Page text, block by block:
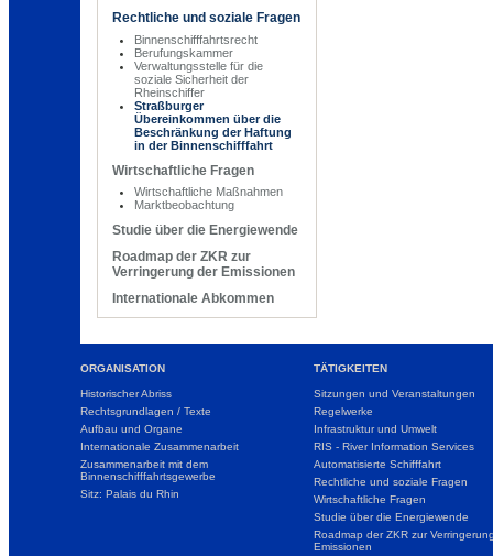
Rechtliche und soziale Fragen
Binnenschifffahrtsrecht
Berufungskammer
Verwaltungsstelle für die
soziale Sicherheit der
Rheinschiffer
Straßburger
Übereinkommen über die
Beschränkung der Haftung
in der Binnenschifffahrt
Wirtschaftliche Fragen
Wirtschaftliche Maßnahmen
Marktbeobachtung
Studie über die Energiewende
Roadmap der ZKR zur
Verringerung der Emissionen
Internationale Abkommen
ORGANISATION
Historischer Abriss
Rechtsgrundlagen / Texte
Aufbau und Organe
Internationale Zusammenarbeit
Zusammenarbeit mit dem
Binnenschifffahrtsgewerbe
Sitz: Palais du Rhin
TÄTIGKEITEN
Sitzungen und Veranstaltungen
Regelwerke
Infrastruktur und Umwelt
RIS - River Information Services
Automatisierte Schifffahrt
Rechtliche und soziale Fragen
Wirtschaftliche Fragen
Studie über die Energiewende
Roadmap der ZKR zur
Emissionen